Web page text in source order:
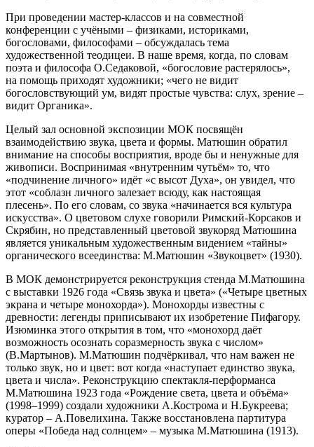
При проведении мастер-классов и на совместной
конференции с учёными – физиками, историками,
богословами, философами – обсуждалась тема
художественной теодицеи. В наше время, когда, по словам
поэта и философа О.Седаковой, «богословие растерялось»,
на помощь приходят художники; «чего не видит
богословствующий ум, видят простые чувства: слух, зрение –
видит Органика».
Целый зал основной экспозиции МОК посвящён
взаимодействию звука, цвета и формы. Матюшин обратил
внимание на способы восприятия, вроде бы и ненужные для
живописи. Воспринимая «внутренним чутьём» то, что
«подчинение личного» идёт «с высот Духа», он увидел, что
этот «соблазн личного залезает всюду, как настоящая
плесень». По его словам, со звука «начинается вся культура
искусства». О цветовом слухе говорили Римский-Корсаков и
Скрябин, но представленный цветовой звукоряд Матюшина
является уникальным художественным видением «тайны»
органического всеединства: М.Матюшин «Звукоцвет» (1930).
В МОК демонстрируется реконструкция стенда М.Матюшина
с выставки 1926 года «Связь звука и цвета» («Четыре цветных
экрана и четыре монохорда»). Монохорды известны с
древности: легенды приписывают их изобретение Пифагору.
Изюминка этого открытия в том, что «монохорд даёт
возможность осознать соразмерность звука с числом»
(В.Мартынов). М.Матюшин подчёркивал, что нам важен не
только звук, но и цвет: вот когда «наступает единство звука,
цвета и числа». Реконструкцию спектакля-перформанса
М.Матюшина 1923 года «Рождение света, цвета и объёма»
(1998–1999) создали художники А.Кострома и Н.Букреева;
куратор – А.Повелихина. Также восстановлена партитура
оперы «Победа над солнцем» – музыка М.Матюшина (1913).